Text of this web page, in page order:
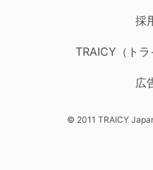
採
TRAICY（ト
広
© 2011 TRAICY